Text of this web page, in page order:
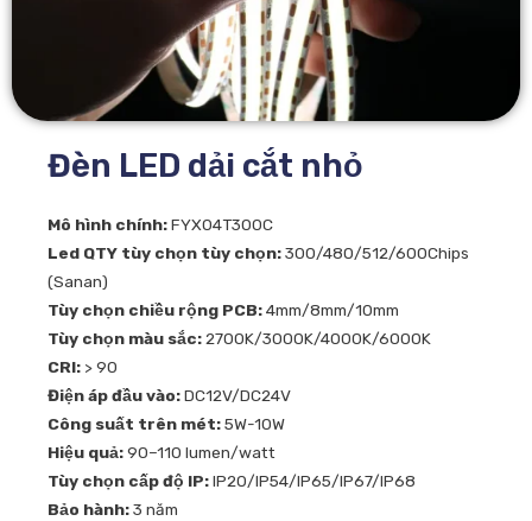
Đèn LED dải cắt nhỏ
Mô hình chính:FYX04T300C
Led QTY tùy chọn tùy chọn:300/480/512/600Chips
(Sanan)
Tùy chọn chiều rộng PCB:4mm/8mm/10mm
Tùy chọn màu sắc: 2700K/3000K/4000K/6000K
CRI: > 90
Điện áp đầu vào:DC12V/DC24V
Công suất trên mét:5W-10W
Hiệu quả:90–110 lumen/watt
Tùy chọn cấp độ IP:IP20/IP54/IP65/IP67/IP68
Bảo hành:3 năm